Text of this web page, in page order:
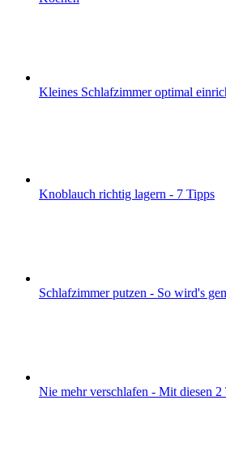
Kleines Schlafzimmer optimal
Knoblauch richtig lagern - 7 Tipps
Schlafzimmer putzen - So wird's
Nie mehr verschlafen - Mit diesen 2